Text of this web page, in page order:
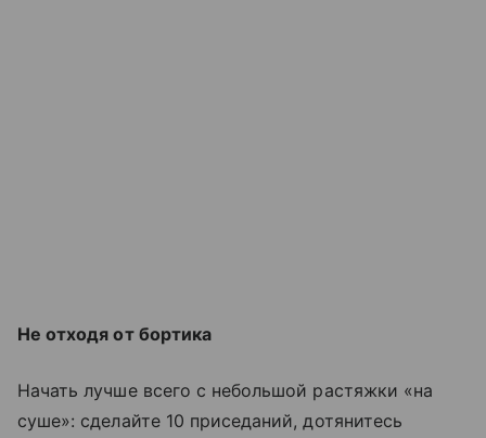
Не отходя от бортика
Начать лучше всего с небольшой растяжки «на
суше»: сделайте 10 приседаний, дотянитесь